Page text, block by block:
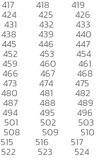
417 418 419
424 425 426
431 432 433
438 439 440
445 446 447
452 453 454
459 460 461
466 467 468
473 474 475
480 481 482
487 488 489
494 495 496
501 502 503
508 509 510
515 516 517
522 523 524